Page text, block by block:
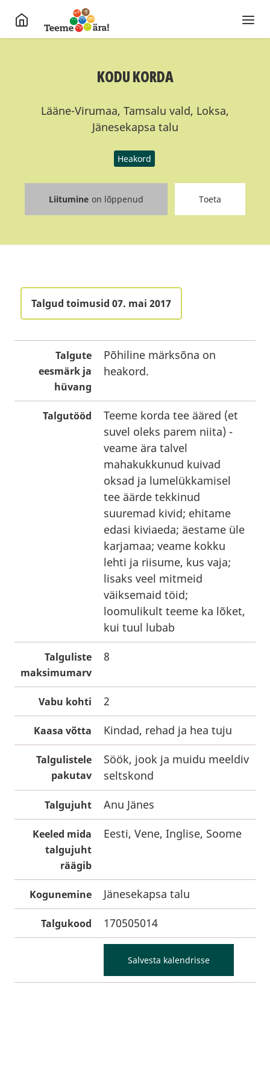
KODU KORDA
Lääne-Virumaa, Tamsalu vald, Loksa,
Jänesekapsa talu
Heakord
Liitumine on lõppenud Toeta
Talgud toimusid 07. mai 2017
Talgute
eesmärk ja
hüvang
Põhiline märksõna on
heakord.
Talgutööd
Teeme korda tee ääred (et
suvel oleks parem niita) -
veame ära talvel
mahakukkunud kuivad
oksad ja lumelükkamisel
tee äärde tekkinud
suuremad kivid; ehitame
edasi kiviaeda; äestame üle
karjamaa; veame kokku
lehti ja riisume, kus vaja;
lisaks veel mitmeid
väiksemaid töid;
loomulikult teeme ka lõket,
kui tuul lubab
Talguliste
maksimumarv
8
Vabu kohti 2
Kaasa võtta Kindad, rehad ja hea tuju
Talgulistele
pakutav
Söök, jook ja muidu meeldiv
seltskond
Talgujuht Anu Jänes
Keeled mida
talgujuht
räägib
Eesti, Vene, Inglise, Soome
Kogunemine Jänesekapsa talu
Talgukood 170505014
Salvesta kalendrisse